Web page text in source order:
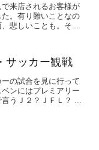
来店されるお客様が
。有り難いことなの
悲しいことも。それ
髪で悲しんでる顔を
同業者の...
サッカー観戦
の試合を見に行って
ンにはプレミアリー
うＪ２？ＪＦＬ？ に